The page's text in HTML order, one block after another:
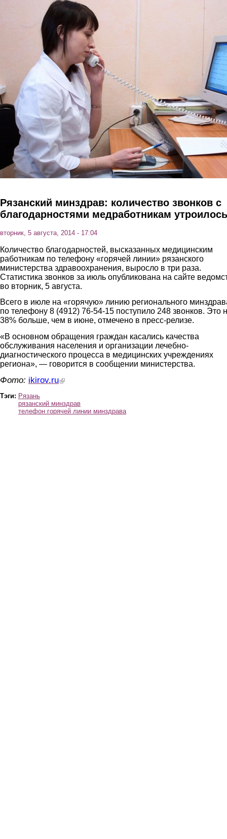
Перейти к основному содержанию
Рязанский минздрав: количество звонков с
благодарностями медработникам утроилось
вторник, 5 августа, 2014 - 17:04
Количество благодарностей, высказанных медицинским
работникам по телефону «горячей линии» рязанского
министерства здравоохранения, выросло в три раза.
Статистика звонков за июль опубликована на сайте
во вторник, 5 августа.
Всего в июле на «горячую» линию регионального
по телефону 8 (4912) 76-54-15 поступило 248 звонков. Это
38% больше, чем в июне, отмечено в пресс-релизе.
«В основном обращения граждан касались качества
обслуживания населения и организации лечебно-
диагностического процесса в медицинских учреждениях
региона», — говорится в сообщении министерства.
Фото: ikirov.ru(link is external)
Тэги: Рязань
рязанский минздрав
телефон горячей линии минздрава